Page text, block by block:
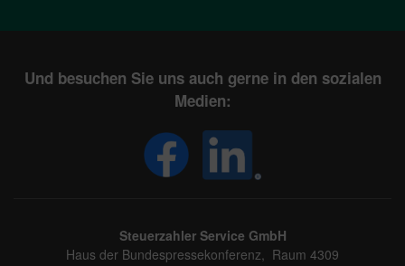
Und besuchen Sie uns auch gerne in den sozialen
Medien:
Steuerzahler Service GmbH
Haus der Bundespressekonferenz, Raum 4309